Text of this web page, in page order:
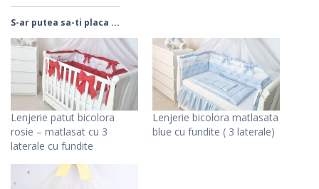
S-ar putea sa-ti placa ...
Lenjerie patut bicolora
rosie – matlasat cu 3
laterale cu fundite
Lenjerie bicolora matlasata
blue cu fundite ( 3 laterale)